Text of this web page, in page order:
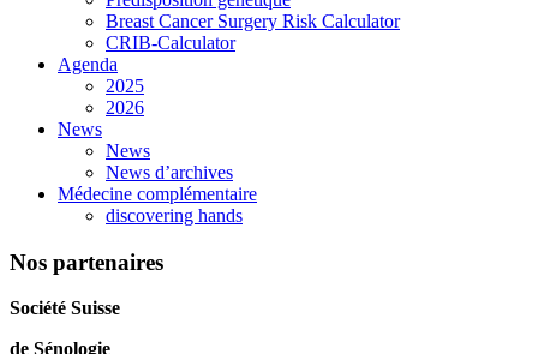
Breast Cancer Surgery Risk Calculator
CRIB-Calculator
Agenda
2025
2026
News
News
News d’archives
Médecine complémentaire
discovering hands
Nos partenaires
Société Suisse
de Sénologie